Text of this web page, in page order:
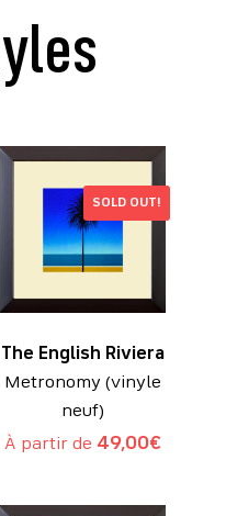
SOLD OUT!
The English Riviera
Metronomy (vinyle
neuf)
À partir de 49,00€